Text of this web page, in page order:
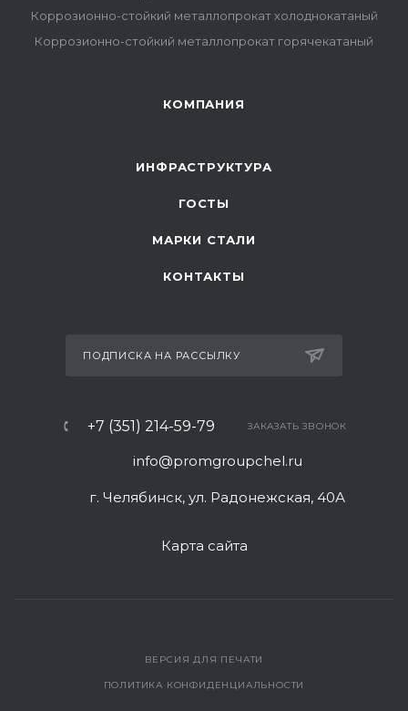
Коррозионно-стойкий металлопрокат холоднокатаный
Коррозионно-стойкий металлопрокат горячекатаный
КОМПАНИЯ
ИНФРАСТРУКТУРА
ГОСТЫ
МАРКИ СТАЛИ
КОНТАКТЫ
ПОДПИСКА НА РАССЫЛКУ
+7 (351) 214-59-79 ЗАКАЗАТЬ ЗВОНОК
info@promgroupchel.ru
г. Челябинск, ул. Радонежская, 40А
Карта сайта
ВЕРСИЯ ДЛЯ ПЕЧАТИ
ПОЛИТИКА КОНФИДЕНЦИАЛЬНОСТИ